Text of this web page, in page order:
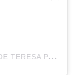
U
NA PUBLICACIÓN COMPARTIDA DE TERESA PANEQUE (@TEREPANEQUE)